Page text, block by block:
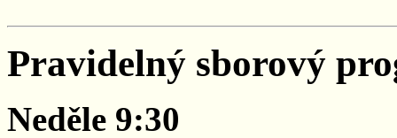
Pravidelný sborový
Neděle 9:30